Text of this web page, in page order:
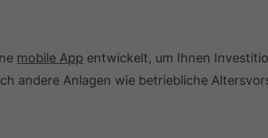
mobile App entwickelt, um Ihnen
andere Anlagen wie betriebliche